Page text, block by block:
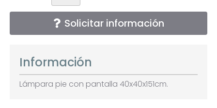
Solicitar información
Información
Lámpara pie con pantalla 40x40x151cm.